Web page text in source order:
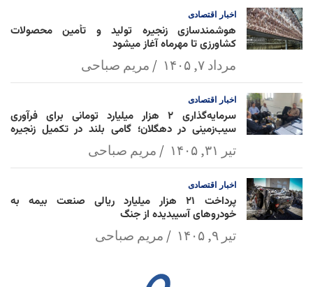
اخبار اقتصادی
هوشمندسازی زنجیره تولید و تأمین محصولات
کشاورزی تا مهرماه آغاز میشود
مرداد ۷, ۱۴۰۵ مریم صباحی
اخبار اقتصادی
سرمایه‌گذاری ۲ هزار میلیارد تومانی برای فرآوری
سیب‌زمینی در دهگلان؛ گامی بلند در تکمیل زنجیره
ارزش کشاورزیتیر ۳۱, ۱۴۰۵ مریم صباحی
اخبار اقتصادی
پرداخت ۲۱ هزار میلیارد ریالی صنعت بیمه به
خودروهای آسیبدیده از جنگ
تیر ۹, ۱۴۰۵ مریم صباحی